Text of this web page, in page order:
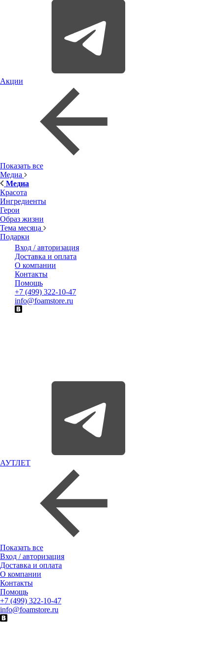
Акции
Показать все
Медиа
Медиа
Красота
Ингредиенты
Герои
Образ жизни
Тема месяца
Подарки
Вход / авторизация
Доставка и оплата
О компании
Контакты
Помощь
+7 (499) 322-10-47
info@foamstore.ru
АУТЛЕТ
Показать все
Вход / авторизация
Доставка и оплата
О компании
Контакты
Помощь
+7 (499) 322-10-47
info@foamstore.ru